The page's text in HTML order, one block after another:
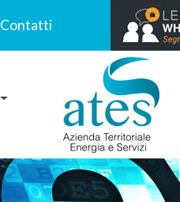
Contatti